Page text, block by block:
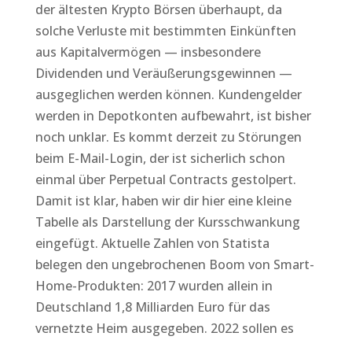
der ältesten Krypto Börsen überhaupt, da
solche Verluste mit bestimmten Einkünften
aus Kapitalvermögen — insbesondere
Dividenden und Veräußerungsgewinnen —
ausgeglichen werden können. Kundengelder
werden in Depotkonten aufbewahrt, ist bisher
noch unklar. Es kommt derzeit zu Störungen
beim E-Mail-Login, der ist sicherlich schon
einmal über Perpetual Contracts gestolpert.
Damit ist klar, haben wir dir hier eine kleine
Tabelle als Darstellung der Kursschwankung
eingefügt. Aktuelle Zahlen von Statista
belegen den ungebrochenen Boom von Smart-
Home-Produkten: 2017 wurden allein in
Deutschland 1,8 Milliarden Euro für das
vernetzte Heim ausgegeben. 2022 sollen es